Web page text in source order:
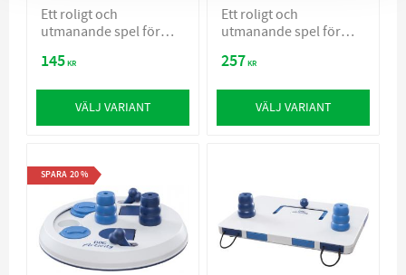
Ett roligt och
utmanande spel för
145KR
VÄLJ VARIANT
Ett roligt och
utmanande spel för
257KR
VÄLJ VARIANT
SPARA 20%